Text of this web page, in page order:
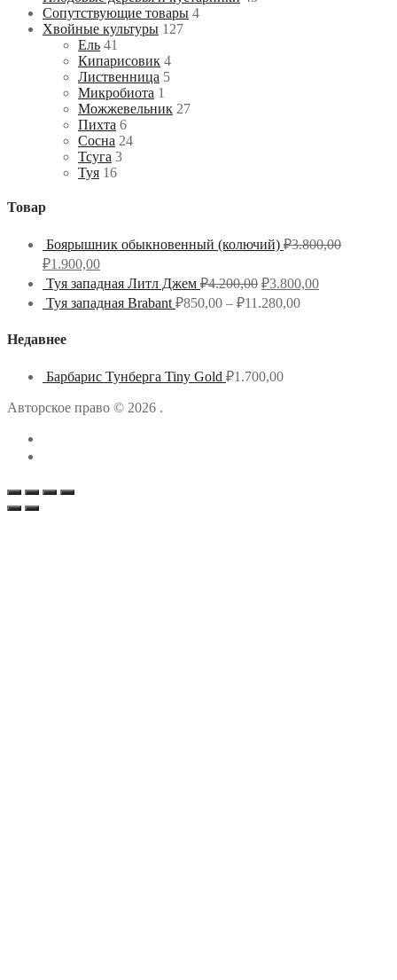
Сопутствующие товары 4
Хвойные культуры 127
Ель 41
Кипарисовик 4
Лиственница 5
Микробиота 1
Можжевельник 27
Пихта 6
Сосна 24
Тсуга 3
Туя 16
Товар
Боярышник обыкновенный (колючий) ₽3.800,00
₽1.900,00
Туя западная Литл Джем ₽4.200,00 ₽3.800,00
Туя западная Brabant ₽850,00 – ₽11.280,00
Недавнее
Барбарис Тунберга Tiny Gold ₽1.700,00
Авторское право © 2026 .